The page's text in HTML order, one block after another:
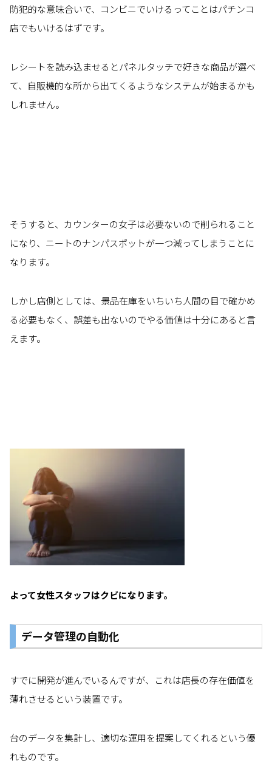
防犯的な意味合いで、コンビニでいけるってことはパチンコ
店でもいけるはずです。
レシートを読み込ませるとパネルタッチで好きな商品が選べ
て、自販機的な所から出てくるようなシステムが始まるかも
しれません。
そうすると、カウンターの女子は必要ないので削られること
になり、ニートのナンパスポットが一つ減ってしまうことに
なります。
しかし店側としては、景品在庫をいちいち人間の目で確かめ
る必要もなく、誤差も出ないのでやる価値は十分にあると言
えます。
よって女性スタッフはクビになります。
データ管理の自動化
すでに開発が進んでいるんですが、これは店長の存在価値を
薄れさせるという装置です。
台のデータを集計し、適切な運用を提案してくれるという優
れものです。